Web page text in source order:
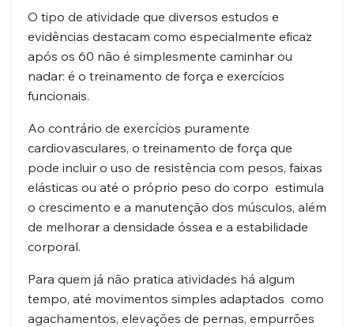
O tipo de atividade que diversos estudos e
evidências destacam como especialmente eficaz
após os 60 não é simplesmente caminhar ou
nadar: é o treinamento de força e exercícios
funcionais.
Ao contrário de exercícios puramente
cardiovasculares, o treinamento de força que
pode incluir o uso de resistência com pesos, faixas
elásticas ou até o próprio peso do corpo estimula
o crescimento e a manutenção dos músculos, além
de melhorar a densidade óssea e a estabilidade
corporal.
Para quem já não pratica atividades há algum
tempo, até movimentos simples adaptados como
agachamentos, elevações de pernas, empurrões